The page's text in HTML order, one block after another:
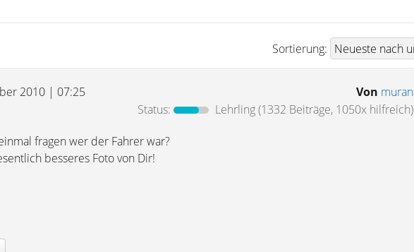
Sortierung:
2010 | 07:25 Von muran
Status:
Lehrling(1332 Beiträge, 1050x hilfreich)
fragen wer der Fahrer war?
besseres Foto von Dir!